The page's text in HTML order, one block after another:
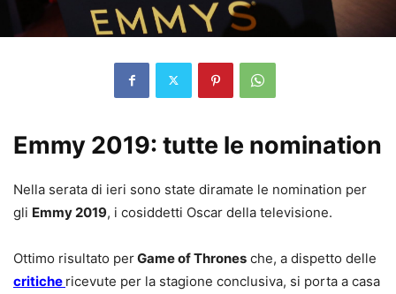
Emmy 2019: tutte le nomination
Nella serata di ieri sono state diramate le nomination per
gli Emmy 2019, i cosiddetti Oscar della televisione.
Ottimo risultato perGame of Thrones che, a dispetto delle
critiche ricevute per la stagione conclusiva, si porta a casa